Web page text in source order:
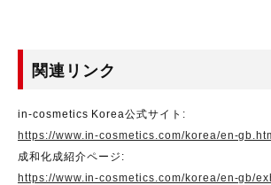
関連リンク
in-cosmetics Korea公式サイト:
https://www.in-cosmetics.com/korea/en-
成和化成紹介ページ:
https://www.in-cosmetics.com/korea/en-gb/